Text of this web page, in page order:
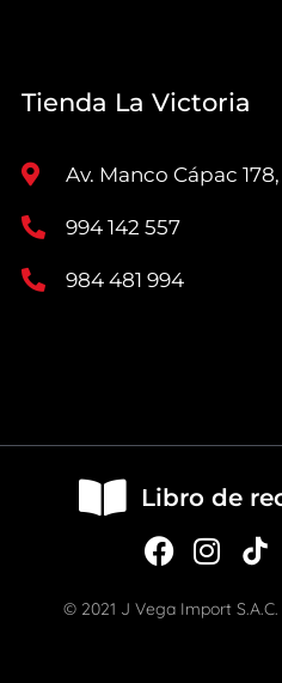
Tienda La Victoria
Av. Manco Cápac
994 142 557
984 481 994
Libro de
F
c
I
s
© 2021 J Vega Import